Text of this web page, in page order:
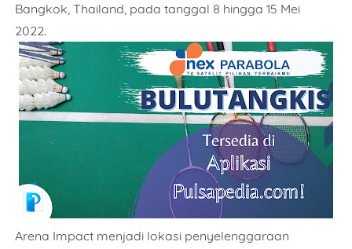
Bangkok, Thailand, pada tanggal 8 hingga 15 Mei
2022.
Arena Impact menjadi lokasi penyelenggaraan